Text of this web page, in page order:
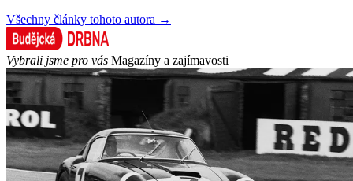
Všechny články tohoto autora →
Vybrali jsme pro vás Magazíny a zajímavosti